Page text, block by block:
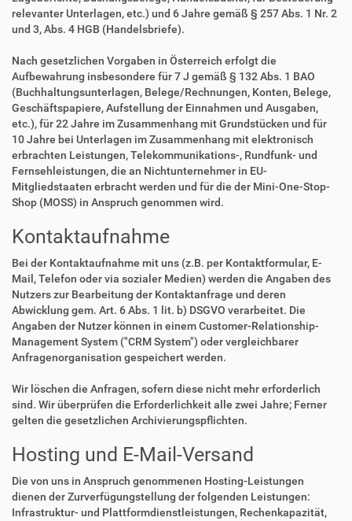
relevanter Unterlagen, etc.) und 6 Jahre gemäß § 257 Abs. 1 Nr. 2
und 3, Abs. 4 HGB (Handelsbriefe).
Nach gesetzlichen Vorgaben in Österreich erfolgt die
Aufbewahrung insbesondere für 7 J gemäß § 132 Abs. 1 BAO
(Buchhaltungsunterlagen, Belege/Rechnungen, Konten, Belege,
Geschäftspapiere, Aufstellung der Einnahmen und Ausgaben,
etc.), für 22 Jahre im Zusammenhang mit Grundstücken und für
10 Jahre bei Unterlagen im Zusammenhang mit elektronisch
erbrachten Leistungen, Telekommunikations-, Rundfunk- und
Fernsehleistungen, die an Nichtunternehmer in EU-
Mitgliedstaaten erbracht werden und für die der Mini-One-Stop-
Shop (MOSS) in Anspruch genommen wird.
Kontaktaufnahme
Bei der Kontaktaufnahme mit uns (z.B. per Kontaktformular, E-
Mail, Telefon oder via sozialer Medien) werden die Angaben des
Nutzers zur Bearbeitung der Kontaktanfrage und deren
Abwicklung gem. Art. 6 Abs. 1 lit. b) DSGVO verarbeitet. Die
Angaben der Nutzer können in einem Customer-Relationship-
Management System ("CRM System") oder vergleichbarer
Anfragenorganisation gespeichert werden.
Wir löschen die Anfragen, sofern diese nicht mehr erforderlich
sind. Wir überprüfen die Erforderlichkeit alle zwei Jahre; Ferner
gelten die gesetzlichen Archivierungspflichten.
Hosting und E-Mail-Versand
Die von uns in Anspruch genommenen Hosting-Leistungen
dienen der Zurverfügungstellung der folgenden Leistungen:
Infrastruktur- und Plattformdienstleistungen, Rechenkapazität,